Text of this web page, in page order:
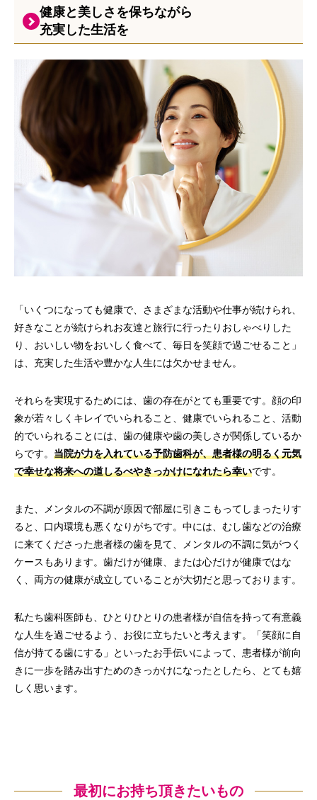
健康と美しさを保ちながら
充実した生活を
「いくつになっても健康で、さまざまな活動や仕事が続けられ、
好きなことが続けられお友達と旅行に行ったりおしゃべりした
り、おいしい物をおいしく食べて、毎日を笑顔で過ごせること」
は、充実した生活や豊かな人生には欠かせません。
それらを実現するためには、歯の存在がとても重要です。顔の印
象が若々しくキレイでいられること、健康でいられること、活動
的でいられることには、歯の健康や歯の美しさが関係しているか
らです。 当院が力を入れている予防歯科が、患者様の明るく元気
で幸せな将来への道しるべやきっかけになれたら幸いです。
また、メンタルの不調が原因で部屋に引きこもってしまったりす
ると、口内環境も悪くなりがちです。中には、むし歯などの治療
に来てくださった患者様の歯を見て、メンタルの不調に気がつく
ケースもあります。歯だけが健康、または心だけが健康ではな
く、両方の健康が成立していることが大切だと思っております。
私たち歯科医師も、ひとりひとりの患者様が自信を持って有意義
な人生を過ごせるよう、お役に立ちたいと考えます。「笑顔に自
信が持てる歯にする」といったお手伝いによって、患者様が前向
きに一歩を踏み出すためのきっかけになったとしたら、とても嬉
しく思います。
最初にお持ち頂きたいもの